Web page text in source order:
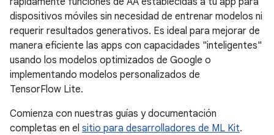
dispositivos móviles sin necesidad de entrenar modelos ni
requerir resultados generativos. Es ideal para mejorar de
manera eficiente las apps con capacidades "inteligentes"
usando los modelos optimizados de Google o
implementando modelos personalizados de
TensorFlow Lite.
Comienza con nuestras guías y documentación
completas en el sitio para desarrolladores de ML Kit.